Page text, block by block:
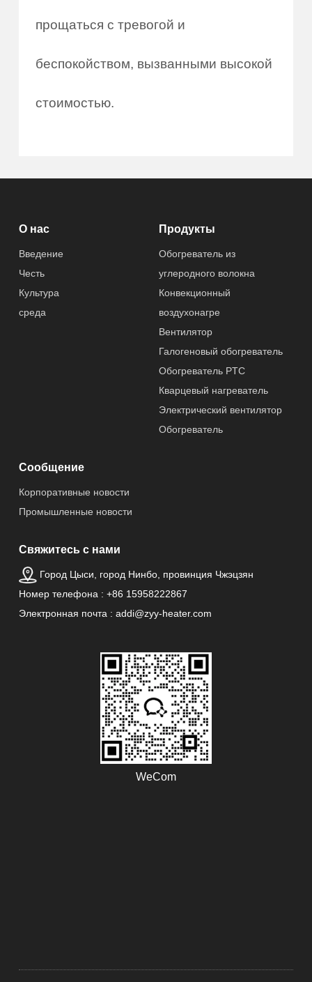
прощаться с тревогой и
беспокойством, вызванными высокой
стоимостью.
О нас
Введение
Честь
Культура
среда
Продукты
Обогреватель из
углеродного волокна
Конвекционный
воздухонагре
Вентилятор
Галогеновый обогреватель
Обогреватель PTC
Кварцевый нагреватель
Электрический вентилятор
Обогреватель
Сообщение
Корпоративные новости
Промышленные новости
Свяжитесь с нами
Город Цыси, город Нинбо, провинция Чжэцзян
Номер телефона : +86 15958222867
Электронная почта : addi@zyy-heater.com
WeCom